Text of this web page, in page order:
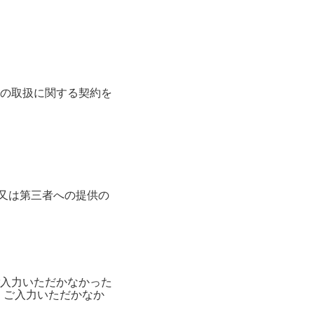
取扱に関する契約を
は第三者への提供の
力いただかなかった
入力いただかなか